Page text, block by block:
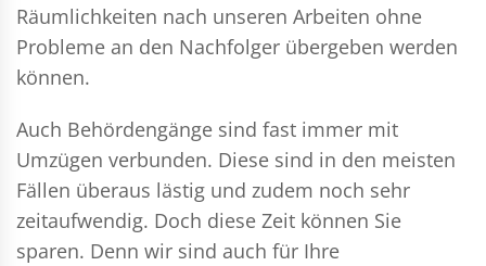
Räumlichkeiten nach unseren Arbeiten ohne
Probleme an den Nachfolger übergeben werden
können.
Auch Behördengänge sind fast immer mit
Umzügen verbunden. Diese sind in den meisten
Fällen überaus lästig und zudem noch sehr
zeitaufwendig. Doch diese Zeit können Sie
sparen. Denn wir sind auch für Ihre